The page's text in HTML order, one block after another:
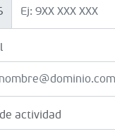
actividad